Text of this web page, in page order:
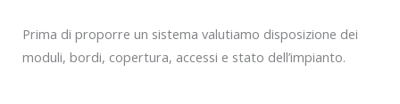
Prima di proporre un sistema valutiamo disposizione dei
moduli, bordi, copertura, accessi e stato dell’impianto.